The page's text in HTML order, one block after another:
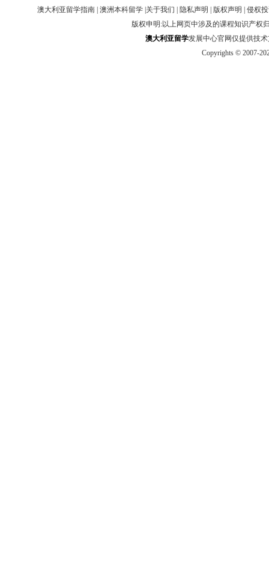
澳大利亚留学指南 澳洲本科留学 关于我们 隐私声明 版权声明
侵权
版权申明:以上网页中涉及的课程知识产权
澳大利亚留学发展中心官网仅提供技术
Copyrights © 2007-